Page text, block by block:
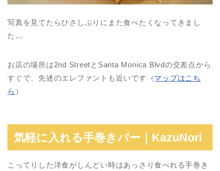
写真を見てたらひさしぶりにまた食べたくなってきまし
た…
お店の場所は2nd StreetとSanta Monica Blvdの交差点から
すぐで、先述のエレファントも近いです（マップはこち
ら ）
気軽に入れる手巻きバー｜KazuNori
こってりした洋食がしんどい時はあっさり食べれる手巻き